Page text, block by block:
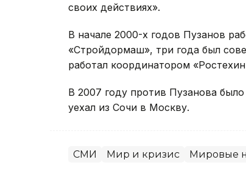
своих действиях».
В начале 2000-х годов Пузанов
«Стройдормаш», три года был
работал координатором
В 2007 году против Пузанова
уехал из Сочи в Москву.
СМИ Мир и кризис Мировые